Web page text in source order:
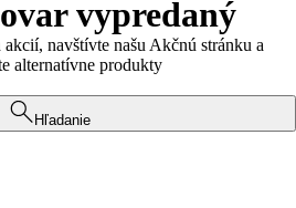
vypredaný
navštívte našu Akčnú stránku a
alternatívne produkty
Hľadanie